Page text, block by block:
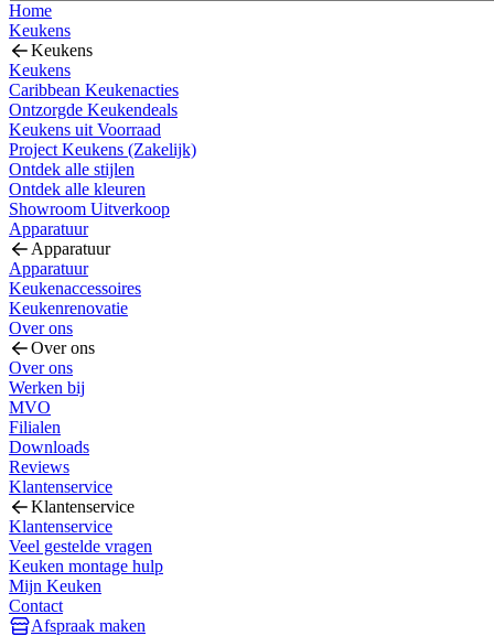
Home
Keukens
Keukens
Keukens
Caribbean Keukenacties
Ontzorgde Keukendeals
Keukens uit Voorraad
Project Keukens (Zakelijk)
Ontdek alle stijlen
Ontdek alle kleuren
Showroom Uitverkoop
Apparatuur
Apparatuur
Apparatuur
Keukenaccessoires
Keukenrenovatie
Over ons
Over ons
Over ons
Werken bij
MVO
Filialen
Downloads
Reviews
Klantenservice
Klantenservice
Klantenservice
Veel gestelde vragen
Keuken montage hulp
Mijn Keuken
Contact
Afspraak maken